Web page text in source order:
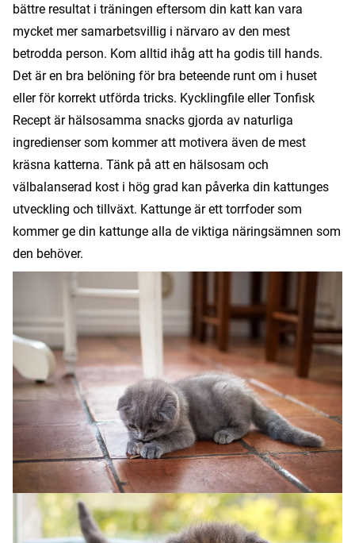
bättre resultat i träningen eftersom din katt kan vara
mycket mer samarbetsvillig i närvaro av den mest
betrodda person. Kom alltid ihåg att ha godis till hands.
Det är en bra belöning för bra beteende runt om i huset
eller för korrekt utförda tricks. Kycklingfile eller Tonfisk
Recept är hälsosamma snacks gjorda av naturliga
ingredienser som kommer att motivera även de mest
kräsna katterna. Tänk på att en hälsosam och
välbalanserad kost i hög grad kan påverka din kattunges
utveckling och tillväxt. Kattunge är ett torrfoder som
kommer ge din kattunge alla de viktiga näringsämnen som
den behöver.